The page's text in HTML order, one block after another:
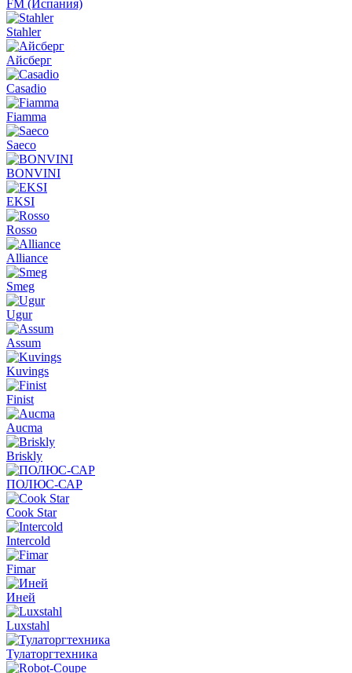
FM (Испания)
Stahler
Айсберг
Casadio
Fiamma
Saeco
BONVINI
EKSI
Rosso
Alliance
Smeg
Ugur
Assum
Kuvings
Finist
Aucma
Briskly
ПОЛЮС-САР
Cook Star
Intercold
Fimar
Иней
Luxstahl
Тулаторгтехника